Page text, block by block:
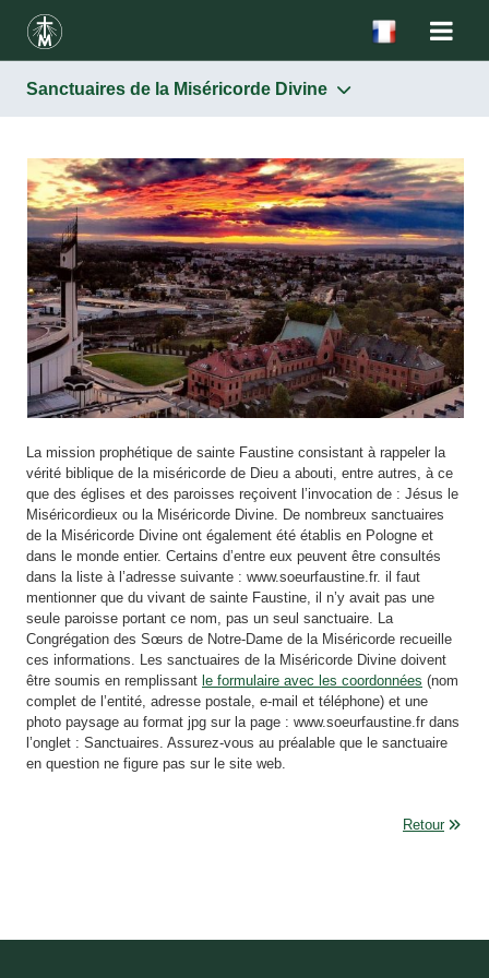
Sanctuaires de la Miséricorde Divine
La mission prophétique de sainte Faustine consistant à rappeler la
vérité biblique de la miséricorde de Dieu a abouti, entre autres, à ce
que des églises et des paroisses reçoivent l’invocation de : Jésus le
Miséricordieux ou la Miséricorde Divine. De nombreux sanctuaires
de la Miséricorde Divine ont également été établis en Pologne et
dans le monde entier. Certains d’entre eux peuvent être consultés
dans la liste à l’adresse suivante : www.soeurfaustine.fr. il faut
mentionner que du vivant de sainte Faustine, il n’y avait pas une
seule paroisse portant ce nom, pas un seul sanctuaire. La
Congrégation des Sœurs de Notre-Dame de la Miséricorde recueille
ces informations. Les sanctuaires de la Miséricorde Divine doivent
être soumis en remplissant le formulaire avec les coordonnées (nom
complet de l’entité, adresse postale, e-mail et téléphone) et une
photo paysage au format jpg sur la page : www.soeurfaustine.fr dans
l’onglet : Sanctuaires. Assurez-vous au préalable que le sanctuaire
en question ne figure pas sur le site web.
Retour